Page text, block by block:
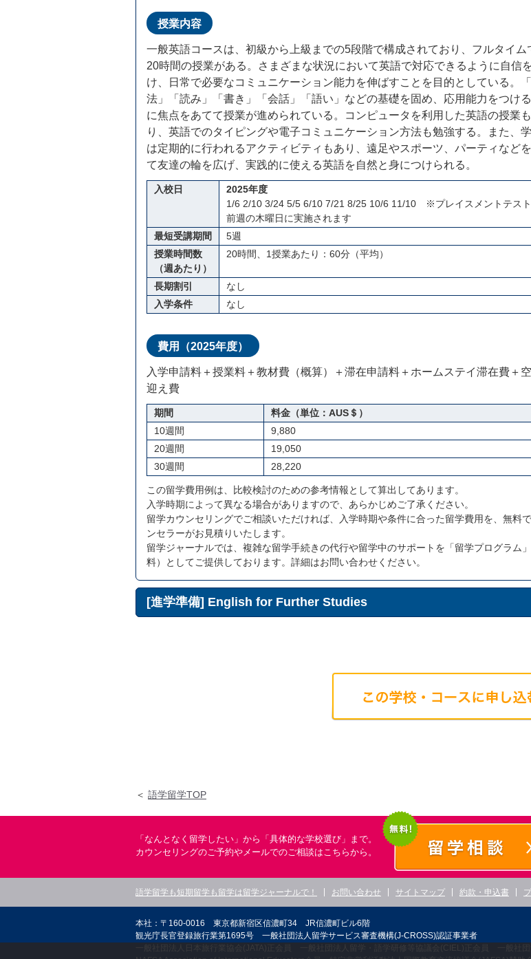
授業内容
一般英語コースは、初級から上級までの5段階で構成されており、フルタイム
20時間の授業がある。さまざまな状況において英語で対応できるように自信
け、日常で必要なコミュニケーション能力を伸ばすことを目的としている。
法」「読み」「書き」「会話」「語い」などの基礎を固め、応用能力をつけ
に焦点をあてて授業が進められている。コンピュータを利用した英語の授業
り、英語でのタイピングや電子コミュニケーション方法も勉強する。また、
は定期的に行われるアクティビティもあり、遠足やスポーツ、パーティなど
て友達の輪を広げ、実践的に使える英語を自然と身につけられる。
入校日
2025年度
1/6 2/10 3/24 5/5 6/10 7/21 8/25 10/6 11/10 ※プレイスメントテス
前週の木曜日に実施されます
最短受講期間
5週
授業時間数
（週あたり）
20時間、1授業あたり：60分（平均）
長期割引
なし
入学条件
なし
費用（2025年度）
入学申請料＋授業料＋教材費（概算）＋滞在申請料＋ホームステイ滞在費＋
迎え費
期間
料金（単位：AUS＄）
10週間
9,880
20週間
19,050
30週間
28,220
この留学費用例は、比較検討のための参考情報として算出してあります。
入学時期によって異なる場合がありますので、あらかじめご了承ください。
留学カウンセリングでご相談いただければ、入学時期や条件に合った留学費用を、無料
ンセラーがお見積りいたします。
留学ジャーナルでは、複雑な留学手続きの代行や留学中のサポートを「留学プログラム
料）としてご提供しております。詳細はお問い合わせください。
[進学準備] English for Further Studies
＜ 語学留学TOP
「なんとなく留学したい」から「具体的な学校選び」まで。
カウンセリングのご予約やメールでのご相談はこちらから。
語学留学も短期留学も留学は留学ジャーナルで！ お問い合わせ サイトマップ 約款・申込書
本社：〒160-0016 東京都新宿区信濃町34 JR信濃町ビル6階
観光庁長官登録旅行業第1695号 一般社団法人留学サービス審査機構(J-CROSS)認証事業者
一般社団法人日本旅行業協会(JATA)正会員 一般社団法人留学・語学研修等協議会(CIEL)正会員 一般社